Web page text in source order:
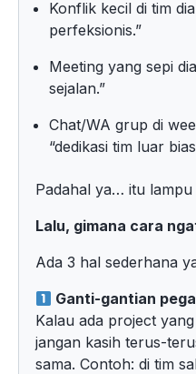
Konflik kecil di tim
perfeksionis.”
Meeting yang sepi
sejalan.”
Chat/WA grup di
“dedikasi tim luar
Padahal ya… itu lampu
Lalu, gimana cara
Ada 3 hal sederhana
Ganti-gantian
Kalau ada project
jangan kasih terus-
sama. Contoh: di tim